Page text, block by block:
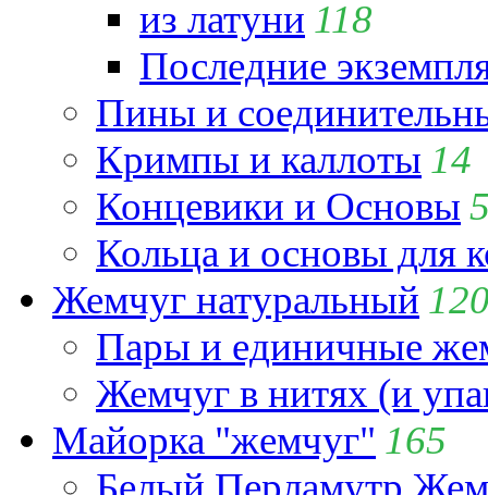
из латуни 118
Последние
Пины и
Кримпы и каллоты 14
Концевики и Основы
Кольца и основы для
Жемчуг натуральный
Пары и единичные
Жемчуг в нитях (и
Майорка "жемчуг" 165